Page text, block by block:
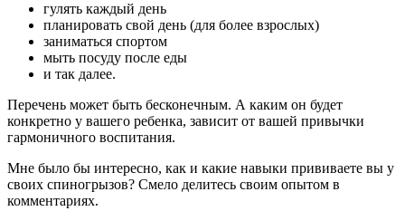
гулять каждый день
планировать свой день (для более взрослых)
заниматься спортом
мыть посуду после еды
и так далее.
Перечень может быть бесконечным. А каким он будет
конкретно у вашего ребенка, зависит от вашей привычки
гармоничного воспитания.
Мне было бы интересно, как и какие навыки прививаете вы у
своих спиногрызов? Смело делитесь своим опытом в
комментариях.